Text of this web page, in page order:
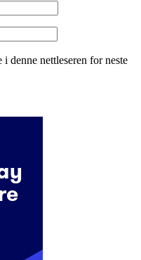
denne nettleseren for neste